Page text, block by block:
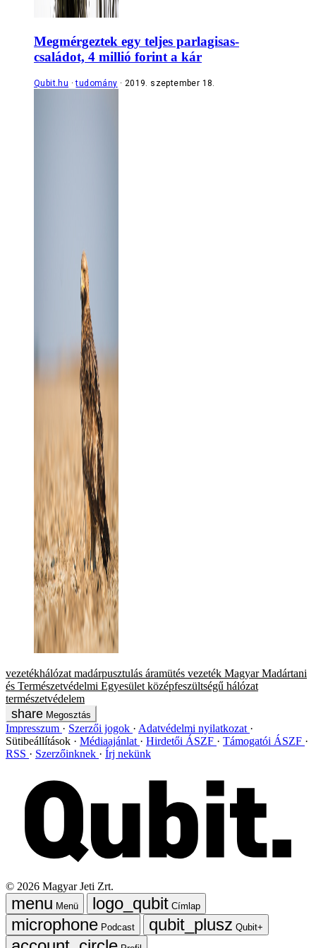
Megmérgeztek egy teljes parlagisas-
családot, 4 millió forint a kár
Qubit.hu tudomány 2019. szeptember 18.
vezetékhálózat madárpusztulás áramütés vezeték Magyar Madártani
és Természetvédelmi Egyesület középfeszültségű hálózat
természetvédelem
Megosztás
Impresszum Szerzői jogok
Adatvédelmi nyilatkozat
Sütibeállítások
Médiaajánlat Hirdetői ÁSZF
Támogatói ÁSZF
RSS
Szerzőinknek Írj nekünk
© 2026 Magyar Jeti Zrt.
Menü
Címlap
Podcast
Qubit+